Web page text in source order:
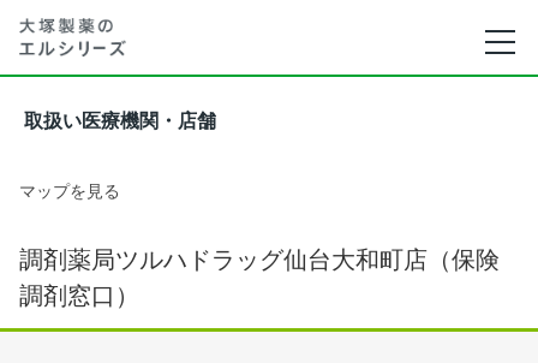
取扱い医療機関・店舗
マップを見る
調剤薬局ツルハドラッグ仙台大和町店（保険
調剤窓口）